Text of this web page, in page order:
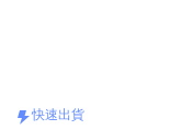
快速出貨